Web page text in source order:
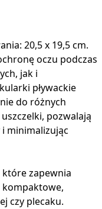
20,5 x 19,5 cm.
oczu podczas
jak i
pływackie
do różnych
pozwalają
minimalizując
zapewnia
kompaktowe,
czy plecaku.